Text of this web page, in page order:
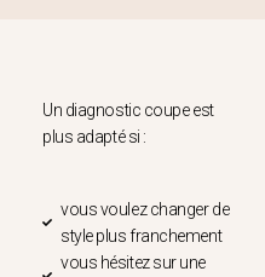
Un diagnostic coupe est
plus adapté si :
vous voulez changer de
style plus franchement
vous hésitez sur une